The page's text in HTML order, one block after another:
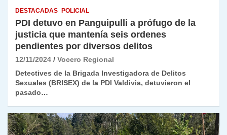
DESTACADAS POLICIAL
PDI detuvo en Panguipulli a prófugo de la
justicia que mantenía seis ordenes
pendientes por diversos delitos
12/11/2024
Vocero Regional
Detectives de la Brigada Investigadora de Delitos
Sexuales (BRISEX) de la PDI Valdivia, detuvieron el
pasado…